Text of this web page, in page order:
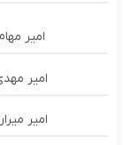
امیر
امیر
امیر